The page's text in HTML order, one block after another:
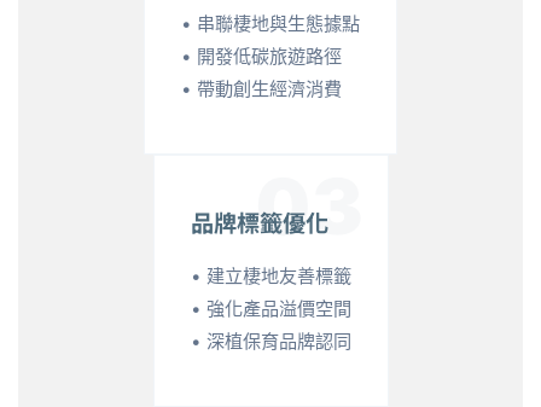
• 串聯棲地與生態據點
• 開發低碳旅遊路徑
• 帶動創生經濟消費
03
品牌標籤優化
• 建立棲地友善標籤
• 強化產品溢價空間
• 深植保育品牌認同